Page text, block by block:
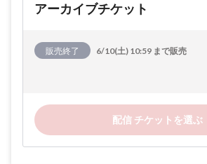
アーカイブチケット
販売終了 6/10(土) 10:59 まで販売
配信 チケットを選ぶ